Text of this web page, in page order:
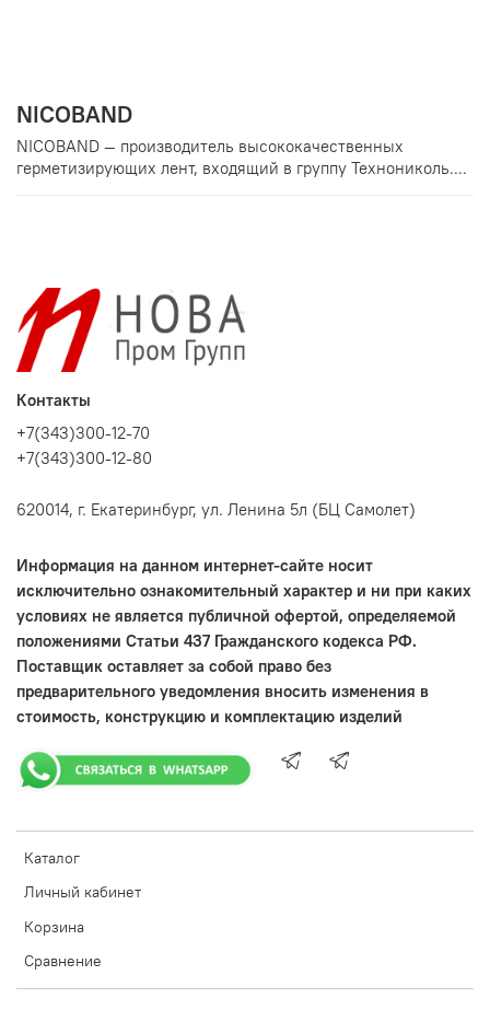
NICOBAND
NICOBAND — производитель высококачественных
герметизирующих лент, входящий в группу Технониколь....
Каталог
Личный кабинет
Корзина
Сравнение
Контакты
+7(343)300-12-70
+7(343)300-12-80
620014, г. Екатеринбург, ул. Ленина 5л (БЦ Самолет)
Информация на данном интернет-сайте носит
исключительно ознакомительный характер и ни при каких
условиях не является публичной офертой, определяемой
положениями Статьи 437 Гражданского кодекса РФ.
Поставщик оставляет за собой право без
предварительного уведомления вносить изменения в
стоимость, конструкцию и комплектацию изделий